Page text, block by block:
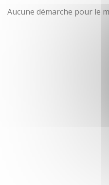
Aucune démarche pour le